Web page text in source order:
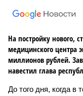
На постройку нового,
медицинского центра
миллионов рублей.
навестил глава
До того дня, когда в